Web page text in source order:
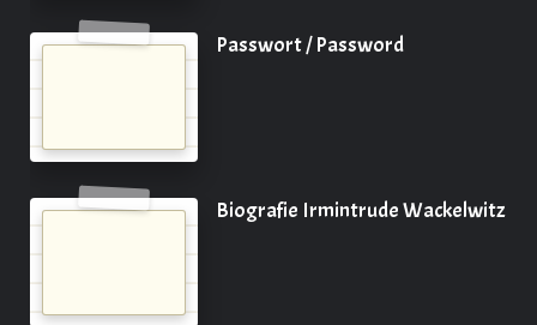
Passwort / Password
Biografie Irmintrude Wackelwitz